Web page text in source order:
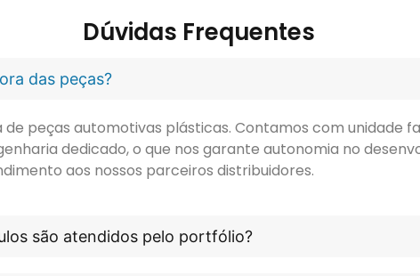
Dúvidas Frequentes
das peças?
peças automotivas plásticas. Contamos com unidade
dedicado, o que nos garante autonomia no
aos nossos parceiros distribuidores.
são atendidos pelo portfólio?